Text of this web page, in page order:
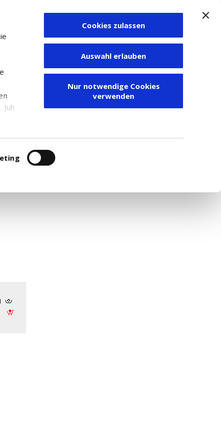
Juli
Cookies zulassen
Auswahl erlauben
Nur notwendige Cookies
verwenden
Zum Depot